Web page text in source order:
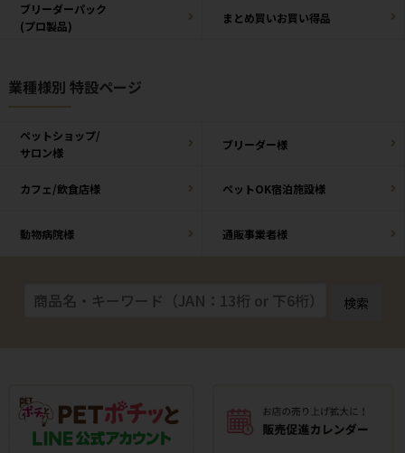
ブリーダーパック
(プロ製品)
まとめ買いお買い得品
業種様別 特設ページ
ペットショップ/
サロン様
ブリーダー様
カフェ/飲食店様 ペットOK宿泊施設様
動物病院様 通販事業者様
検索